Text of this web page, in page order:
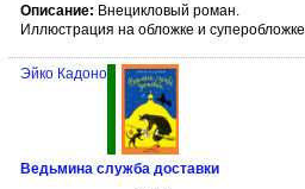
Описание: Внецикловый роман.
Иллюстрация на обложке и суперобложке
Эйко Кадоно
Ведьмина служба доставки